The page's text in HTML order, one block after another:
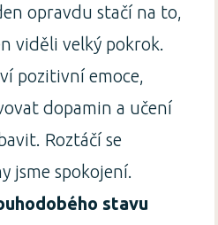
opravdu stačí na to,
viděli velký pokrok.
pozitivní emoce,
dopamin a učení
Roztáčí se
jsme spokojení.
stavu